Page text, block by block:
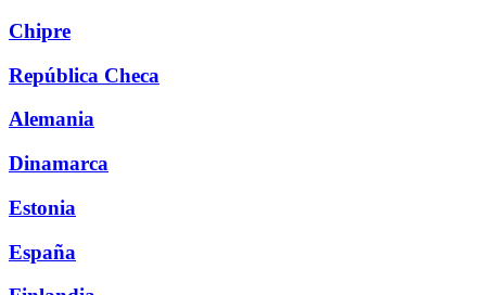
Chipre
República Checa
Alemania
Dinamarca
Estonia
España